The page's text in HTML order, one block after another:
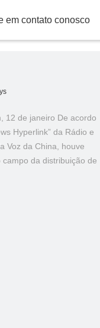
em contato conosco
12 de janeiro De acordo
Hyperlink” da Rádio e
Voz da China, houve
da distribuição de